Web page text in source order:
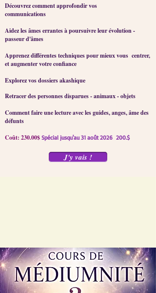
Découvrez comment approfondir vos
communications
Aidez les âmes errantes à poursuivre leur évolution -
passeur d'âmes
Apprenez différentes techniques pour mieux vous centrer,
et augmenter votre confiance
Explorez vos dossiers akashique
Retracer des personnes disparues - animaux - objets
Comment faire une lecture avec les guides, anges, âme des
défunts
Coût: 230.00$ Spécial jusqu'au 31 août 2026 200.$
J'y vais !